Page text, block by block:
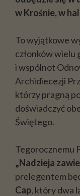
w Krośnie, w
To wyjątkowe
członków wielu
i wspólnot
Archidiecezji
którzy pragną
doświadczyć
Świętego.
Tegorocznemu
„Nadzieja
prelegentem
Cap, który dwa